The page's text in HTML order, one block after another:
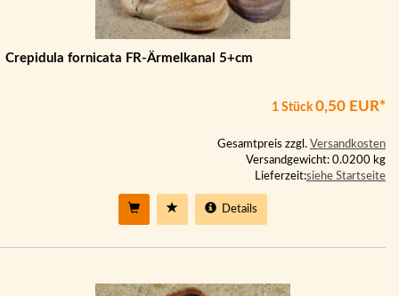
Crepidula fornicata FR-Ärmelkanal 5+cm
1 Stück0,50 EUR*
Gesamtpreis zzgl. Versandkosten
Versandgewicht: 0.0200 kg
Lieferzeit:siehe Startseite
Details